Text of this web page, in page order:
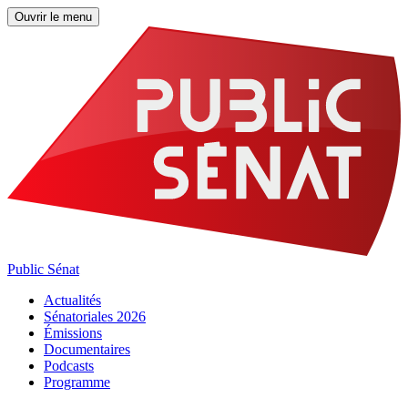
Ouvrir le menu
Public Sénat
Actualités
Sénatoriales 2026
Émissions
Documentaires
Podcasts
Programme